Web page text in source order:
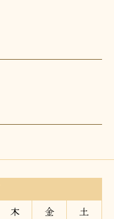
木 金
土